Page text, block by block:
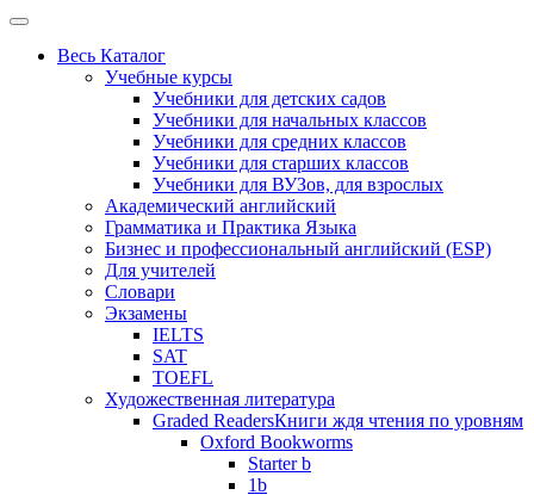
Весь Каталог
Учебные курсы
Учебники для детских садов
Учебники для начальных классов
Учебники для средних классов
Учебники для старших классов
Учебники для ВУЗов, для взрослых
Академический английский
Грамматика и Практика Языка
Бизнес и профессиональный английский (ESP)
Для учителей
Словари
Экзамены
IELTS
SAT
TOEFL
Художественная литература
Graded ReadersКниги ждя чтения по уровням
Oxford Bookworms
Starter b
1b